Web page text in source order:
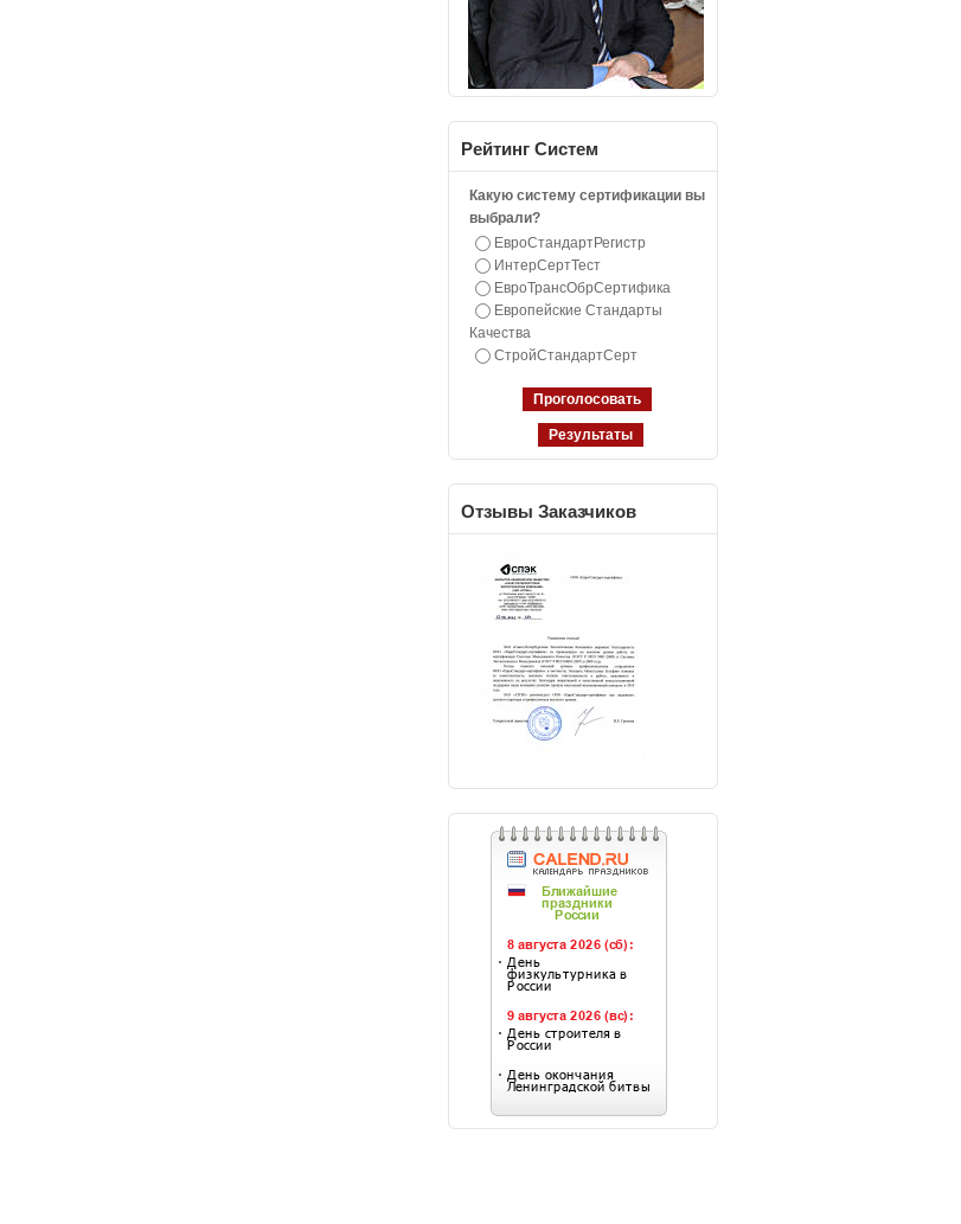
Рейтинг Систем
Какую систему сертификации вы
выбрали?
ЕвроСтандартРегистр
ИнтерСертТест
ЕвроТрансОбрСертифика
Европейские Стандарты
Качества
СтройСтандартСерт
Отзывы Заказчиков